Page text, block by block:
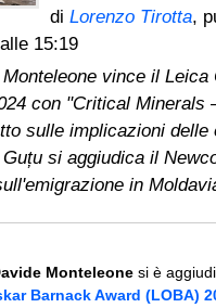
di Lorenzo Tirotta,
15:19
Monteleone vince il Leica
con "Critical Minerals
sulle implicazioni delle
si aggiudica il
in
Monteleone si è
Barnack Award (LOBA)